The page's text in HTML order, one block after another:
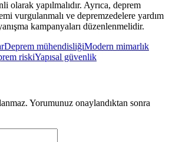
olarak yapılmalıdır. Ayrıca, deprem
vurgulanmalı ve depremzedelere yardım
kampanyaları düzenlenmelidir.
Deprem mühendisliğiModern mimarlık
riskiYapısal güvenlik
Yorumunuz onaylandıktan sonra